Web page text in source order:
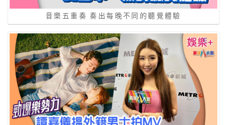
音樂五重奏 奏出每晚不同的聽覺體驗